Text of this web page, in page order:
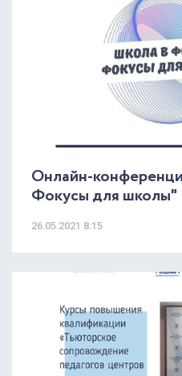
Онлайн-
Фокусы для школы"
26.05.2021 8:15